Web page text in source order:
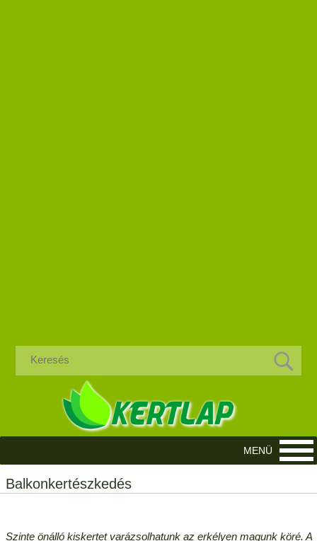
Balkonkertészkedés
Szinte önálló kiskertet varázsolhatunk az erkélyen magunk köré. A